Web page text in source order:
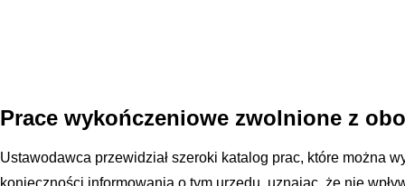
Prace wykończeniowe zwolnione z
Ustawodawca przewidział szeroki katalog prac, które można
konieczności informowania o tym urzędu, uznając, że nie